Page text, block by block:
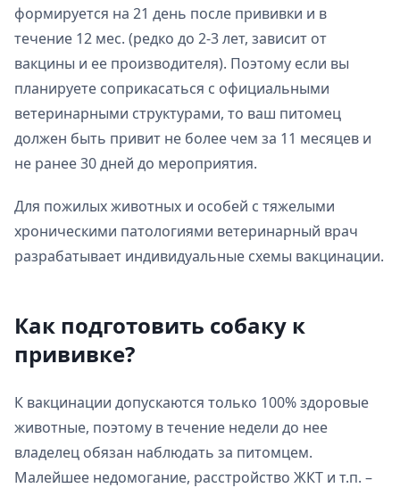
формируется на 21 день после прививки и в
течение 12 мес. (редко до 2-3 лет, зависит от
вакцины и ее производителя). Поэтому если вы
планируете соприкасаться с официальными
ветеринарными структурами, то ваш питомец
должен быть привит не более чем за 11 месяцев и
не ранее 30 дней до мероприятия.
Для пожилых животных и особей с тяжелыми
хроническими патологиями ветеринарный врач
разрабатывает индивидуальные схемы вакцинации.
Как подготовить собаку к
прививке?
К вакцинации допускаются только 100% здоровые
животные, поэтому в течение недели до нее
владелец обязан наблюдать за питомцем.
Малейшее недомогание, расстройство ЖКТ и т.п. –